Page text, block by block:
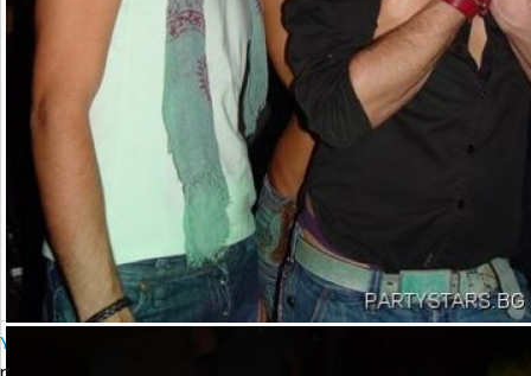
YALTA Club Presents MARTIN SOLVERG